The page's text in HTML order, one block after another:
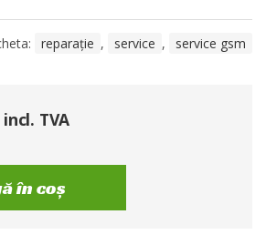
reparație , service , service gsm
incl. TVA
în coș